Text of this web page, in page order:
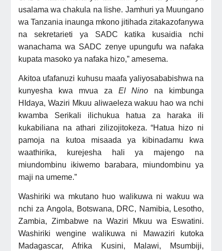
usalama wa chakula na lishe. Jamhuri ya Muungano
wa Tanzania inaunga mkono jitihada zitakazofanywa
na sekretarieti ya SADC katika kusaidia nchi
wanachama wa SADC zenye upungufu wa nafaka
kupata masoko ya nafaka hizo,” amesema.
Akitoa ufafanuzi kuhusu maafa yaliyosababishwa na
kunyesha kwa mvua za El Nino na kimbunga
HIdaya, Waziri Mkuu aliwaeleza wakuu hao wa nchi
kwamba Serikali ilichukua hatua za haraka ili
kukabiliana na athari zilizojitokeza. “Hatua hizo ni
pamoja na kutoa misaada ya kibinadamu kwa
waathirika, kurejesha hali ya majengo na
miundombinu ikiwemo barabara, miundombinu ya
maji na umeme.”
Washiriki wa mkutano huo walikuwa ni wakuu wa
nchi za Angola, Botswana, DRC, Namibia, Lesotho,
Zambia, Zimbabwe na Waziri Mkuu wa Eswatini.
Washiriki wengine walikuwa ni Mawaziri kutoka
Madagascar, Afrika Kusini, Malawi, Msumbiji,